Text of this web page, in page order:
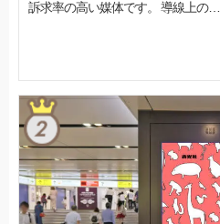
訴求率の高い媒体です。 導線上の…